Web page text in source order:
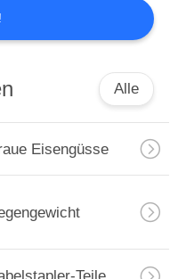
16
Alle
Eisengüsse